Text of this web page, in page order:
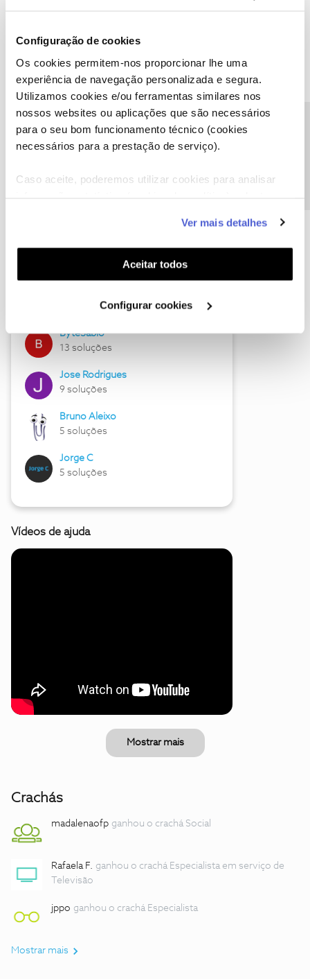
Configuração de cookies
Os cookies permitem-nos proporcionar lhe uma
experiência de navegação personalizada e segura.
Utilizamos cookies e/ou ferramentas similares nos
nossos websites ou aplicações que são necessários
para o seu bom funcionamento técnico (cookies
necessários para a prestação de serviço).
Caso aceite, poderemos utilizar cookies para analisar
funcionalidades (cookies de personalização e
funcionalidade) e adaptar anúncios aos seus interesses
(cookies de publicidade personalizada). Pode gerir a
utilização dos cookies clicando em "Configurar
Ver mais detalhes
Aceitar todos
Configurar cookies
Descubra as novidades de julho
Hall of Fame de julho
17 soluções
ByteSábio
13 soluções
Jose Rodrigues
9 soluções
Bruno Aleixo
5 soluções
Jorge C
5 soluções
Vídeos de ajuda
Mostrar mais
Crachás
madalenaofp ganhou o crachá Social
Rafaela F. ganhou o crachá Especialista em serviço de
Televisão
jppo ganhou o crachá Especialista
Mostrar mais